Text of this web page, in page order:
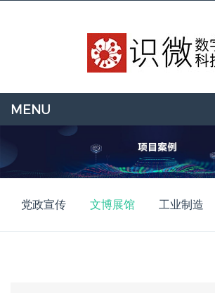
党政宣传 文博展馆 工业制造